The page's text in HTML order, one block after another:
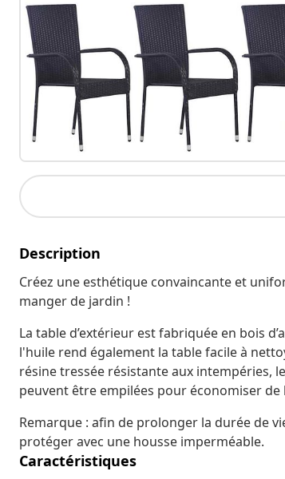
Description
Créez une esthétique convaincante et
manger de jardin !
La table d’extérieur est fabriquée en bois
l'huile rend également la table facile à
résine tressée résistante aux intempéries,
peuvent être empilées pour économiser de
Remarque : afin de prolonger la durée de
protéger avec une housse imperméable.
Caractéristiques